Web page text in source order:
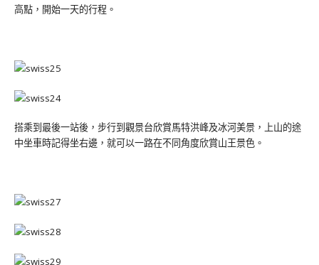
高點，開始一天的行程。
搭乘到最後一站後，步行到觀景台欣賞馬特洪峰及冰河美景，上山的途
中坐車時記得坐右邊，就可以一路在不同角度欣賞山王景色。